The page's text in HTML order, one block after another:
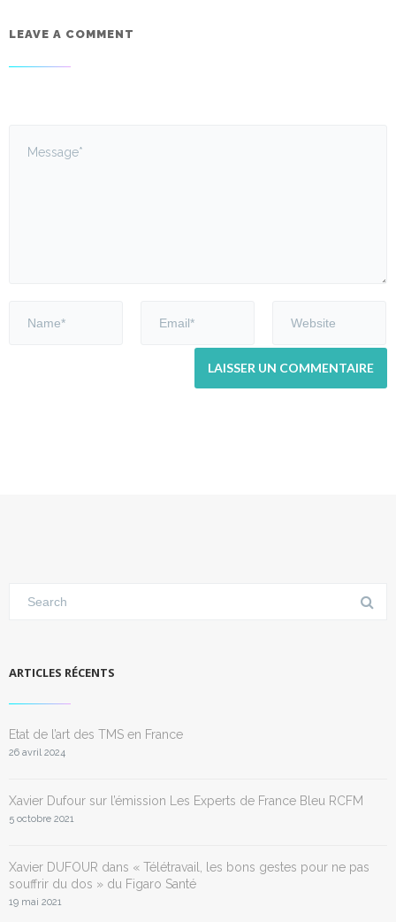
LEAVE A COMMENT
ARTICLES RÉCENTS
Etat de l’art des TMS en France
26 avril 2024
Xavier Dufour sur l’émission Les Experts de France Bleu RCFM
5 octobre 2021
Xavier DUFOUR dans « Télétravail, les bons gestes pour ne pas
souffrir du dos » du Figaro Santé
19 mai 2021